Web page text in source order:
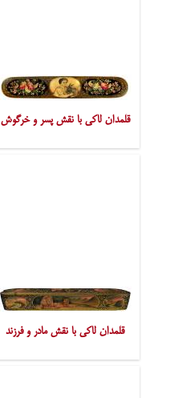
قلمدان لاکی با نقش پسر و خرگوش
قلمدان لاکی با نقش مادر و فرزند